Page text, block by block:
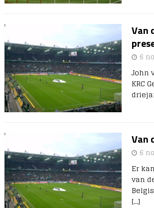
Van
6
John
KRC
Van
6
Er
van
[…]